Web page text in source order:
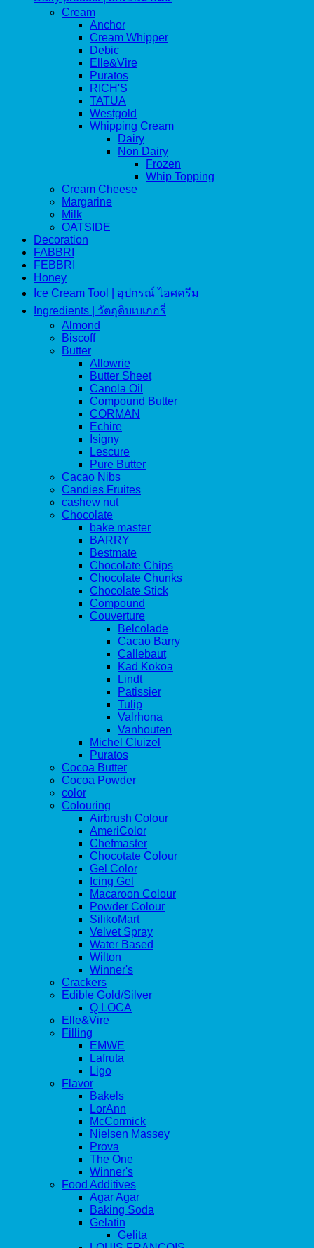
Cream
Anchor
Cream Whipper
Debic
Elle&Vire
Puratos
RICH'S
TATUA
Westgold
Whipping Cream
Dairy
Non Dairy
Frozen
Whip Topping
Cream Cheese
Margarine
Milk
OATSIDE
Decoration
FABBRI
FEBBRI
Honey
Ice Cream Tool | อุปกรณ์ ไอศครีม
Ingredients | วัตถุดิบเบเกอรี่
Almond
Biscoff
Butter
Allowrie
Butter Sheet
Canola Oil
Compound Butter
CORMAN
Echire
Isigny
Lescure
Pure Butter
Cacao Nibs
Candies Fruites
cashew nut
Chocolate
bake master
BARRY
Bestmate
Chocolate Chips
Chocolate Chunks
Chocolate Stick
Compound
Couverture
Belcolade
Cacao Barry
Callebaut
Kad Kokoa
Lindt
Patissier
Tulip
Valrhona
Vanhouten
Michel Cluizel
Puratos
Cocoa Butter
Cocoa Powder
color
Colouring
Airbrush Colour
AmeriColor
Chefmaster
Chocotate Colour
Gel Color
Icing Gel
Macaroon Colour
Powder Colour
SilikoMart
Velvet Spray
Water Based
Wilton
Winner's
Crackers
Edible Gold/Silver
Q LOCA
Elle&Vire
Filling
EMWE
Lafruta
Ligo
Flavor
Bakels
LorAnn
McCormick
Nielsen Massey
Prova
The One
Winner's
Food Additives
Agar Agar
Baking Soda
Gelatin
Gelita